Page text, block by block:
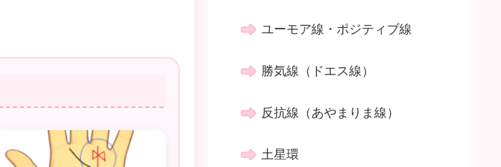
ユーモア線・ポジティブ線
勝気線（ドエス線）
反抗線（あやまりま線）
土星環